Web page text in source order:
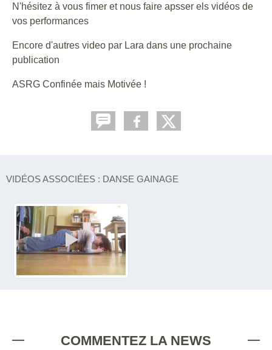
N'hésitez à vous fimer et nous faire apsser els vidéos de
vos performances
Encore d'autres video par Lara dans une prochaine
publication
ASRG Confinée mais Motivée !
VIDÉOS ASSOCIÉES : DANSE GAINAGE
COMMENTEZ LA NEWS